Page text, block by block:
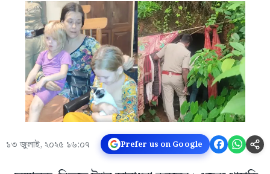
১৩ জুলাই, ২০২৫ ১৬:০৭ Prefer us on Google